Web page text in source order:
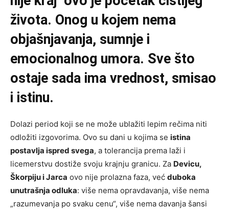
života. Onog u kojem nema
objašnjavanja, sumnje i
emocionalnog umora. Sve što
ostaje sada ima vrednost, smisao
i istinu.
Dolazi period koji se ne može ublažiti lepim rečima niti
odložiti izgovorima. Ovo su dani u kojima se istina
postavlja ispred svega, a tolerancija prema laži i
licemerstvu dostiže svoju krajnju granicu. Za Devicu,
Škorpiju i Jarca ovo nije prolazna faza, već duboka
unutrašnja odluka: više nema opravdavanja, više nema
„razumevanja po svaku cenu“, više nema davanja šansi